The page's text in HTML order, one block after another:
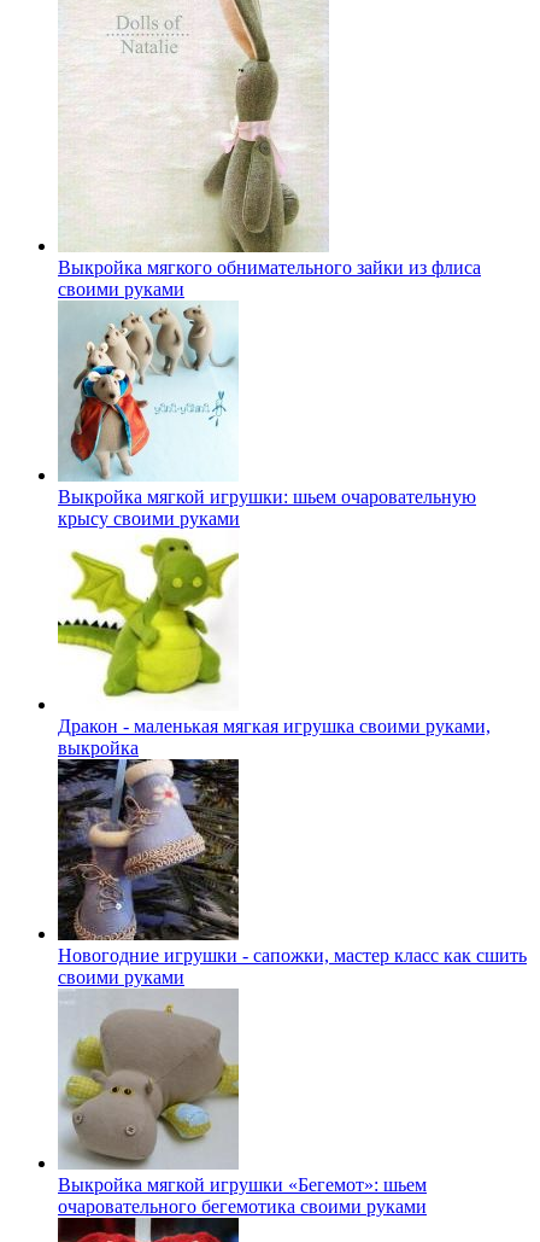
Выкройка мягкого обнимательного зайки из флиса
своими руками
Выкройка мягкой игрушки: шьем очаровательную
крысу своими руками
Дракон - маленькая мягкая игрушка своими руками,
выкройка
Новогодние игрушки - сапожки, мастер класс как сшить
своими руками
Выкройка мягкой игрушки «Бегемот»: шьем
очаровательного бегемотика своими руками